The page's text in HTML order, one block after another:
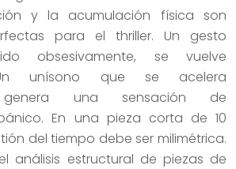
y la acumulación física son
para el thriller. Un gesto
obsesivamente, se vuelve
unísono que se acelera
genera una sensación de
En una pieza corta de 10
del tiempo debe ser milimétrica.
análisis estructural de piezas de